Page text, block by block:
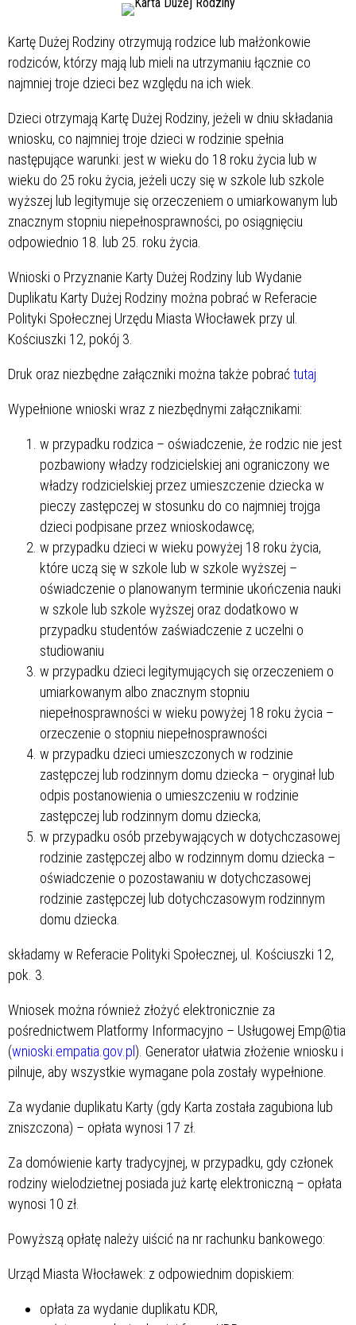
Kartę Dużej Rodziny otrzymują rodzice lub małżonkowie
rodziców, którzy mają lub mieli na utrzymaniu łącznie co
najmniej troje dzieci bez względu na ich wiek.
Dzieci otrzymają Kartę Dużej Rodziny, jeżeli w dniu składania
wniosku, co najmniej troje dzieci w rodzinie spełnia
następujące warunki: jest w wieku do 18 roku życia lub w
wieku do 25 roku życia, jeżeli uczy się w szkole lub szkole
wyższej lub legitymuje się orzeczeniem o umiarkowanym lub
znacznym stopniu niepełnosprawności, po osiągnięciu
odpowiednio 18. lub 25. roku życia.
Wnioski o Przyznanie Karty Dużej Rodziny lub Wydanie
Duplikatu Karty Dużej Rodziny można pobrać w Referacie
Polityki Społecznej Urzędu Miasta Włocławek przy ul.
Kościuszki 12, pokój 3.
Druk oraz niezbędne załączniki można także pobraćtutaj
Wypełnione wnioski wraz z niezbędnymi załącznikami:
w przypadku rodzica – oświadczenie, że rodzic nie jest
pozbawiony władzy rodzicielskiej ani ograniczony we
władzy rodzicielskiej przez umieszczenie dziecka w
pieczy zastępczej w stosunku do co najmniej trojga
dzieci podpisane przez wnioskodawcę;
w przypadku dzieci w wieku powyżej 18 roku życia,
które uczą się w szkole lub w szkole wyższej –
oświadczenie o planowanym terminie ukończenia nauki
w szkole lub szkole wyższej oraz dodatkowo w
przypadku studentów zaświadczenie z uczelni o
studiowaniu
w przypadku dzieci legitymujących się orzeczeniem o
umiarkowanym albo znacznym stopniu
niepełnosprawności w wieku powyżej 18 roku życia –
orzeczenie o stopniu niepełnosprawności
w przypadku dzieci umieszczonych w rodzinie
zastępczej lub rodzinnym domu dziecka – oryginał lub
odpis postanowienia o umieszczeniu w rodzinie
zastępczej lub rodzinnym domu dziecka;
w przypadku osób przebywających w dotychczasowej
rodzinie zastępczej albo w rodzinnym domu dziecka –
oświadczenie o pozostawaniu w dotychczasowej
rodzinie zastępczej lub dotychczasowym rodzinnym
domu dziecka.
składamy w Referacie Polityki Społecznej, ul. Kościuszki 12,
pok. 3.
Wniosek można również złożyć elektronicznie za
pośrednictwem Platformy Informacyjno – Usługowej Emp@tia
(wnioski.empatia.gov.pl). Generator ułatwia złożenie wniosku i
pilnuje, aby wszystkie wymagane pola zostały wypełnione.
Za wydanie duplikatu Karty (gdy Karta została zagubiona lub
zniszczona) – opłata wynosi 17 zł.
Za domówienie karty tradycyjnej, w przypadku, gdy członek
rodziny wielodzietnej posiada już kartę elektroniczną – opłata
wynosi 10 zł.
Powyższą opłatę należy uiścić na nr rachunku bankowego:
Urząd Miasta Włocławek: z odpowiednim dopiskiem:
opłata za wydanie duplikatu KDR,